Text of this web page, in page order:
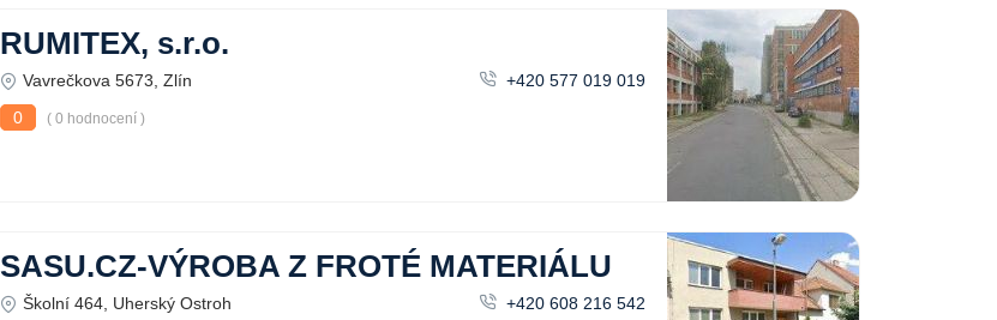
RUMITEX, s.r.o.
Vavrečkova 5673, Zlín
+420 577 019 019
0
( 0 hodnocení )
SASU.CZ-VÝROBA Z FROTÉ MATERIÁLU
Školní 464, Uherský Ostroh
+420 608 216 542